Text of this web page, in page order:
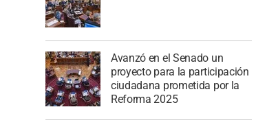
Avanzó en el Senado un
proyecto para la participación
ciudadana prometida por la
Reforma 2025